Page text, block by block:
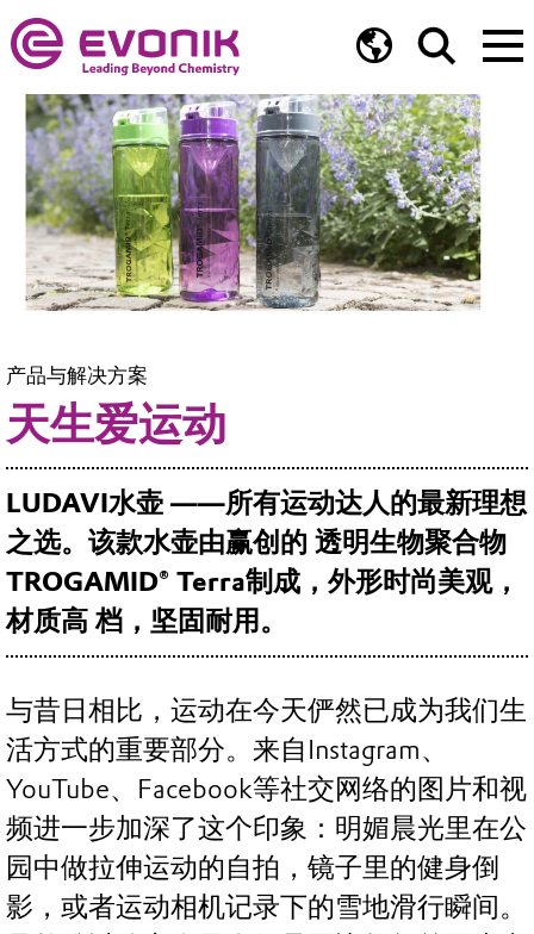
产品与解决方案
天生爱运动
LUDAVI水壶 ——所有运动达人的最新理想
之选。该款水壶由赢创的 透明生物聚合物
TROGAMID® Terra制成，外形时尚美观，
材质高 档，坚固耐用。
与昔日相比，运动在今天俨然已成为我们生
活方式的重要部分。来自Instagram、
YouTube、Facebook等社交网络的图片和视
频进一步加深了这个印象：明媚晨光里在公
园中做拉伸运动的自拍，镜子里的健身倒
影，或者运动相机记录下的雪地滑行瞬间。